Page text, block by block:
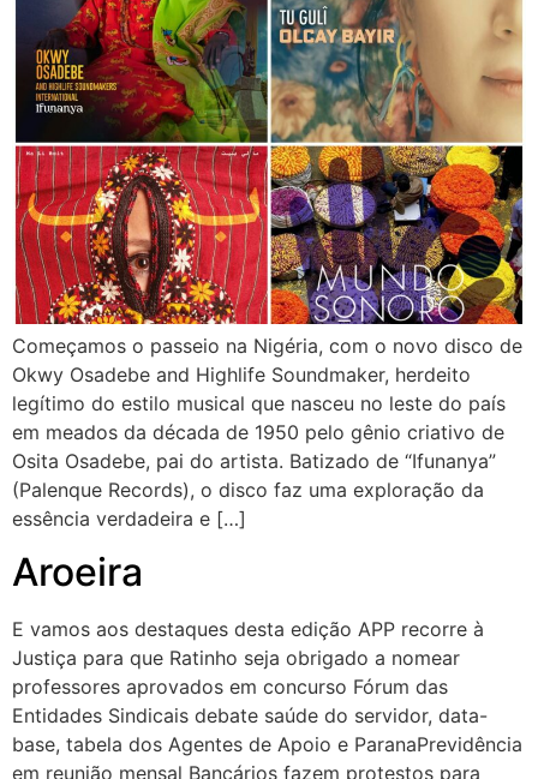
Começamos o passeio na Nigéria, com o novo disco de
Okwy Osadebe and Highlife Soundmaker, herdeito
legítimo do estilo musical que nasceu no leste do país
em meados da década de 1950 pelo gênio criativo de
Osita Osadebe, pai do artista. Batizado de “Ifunanya”
(Palenque Records), o disco faz uma exploração da
essência verdadeira e […]
Aroeira
E vamos aos destaques desta edição APP recorre à
Justiça para que Ratinho seja obrigado a nomear
professores aprovados em concurso Fórum das
Entidades Sindicais debate saúde do servidor, data-
base, tabela dos Agentes de Apoio e ParanaPrevidência
em reunião mensal Bancários fazem protestos para